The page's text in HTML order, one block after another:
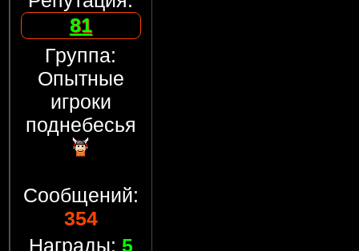
81
Группа:
Опытные
игроки
поднебесья
Сообщений:
354
Награды: 5